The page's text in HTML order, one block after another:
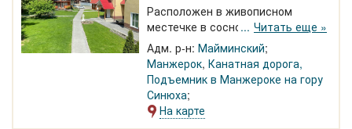
Расположен в живописном
местечке в сосновом бору на
берегу Катуни рядом с
Манжерокским порогом. Номера
от "стандарта" до класса "люкс".
Ресторан на 40 мест. Открытый
бассейн, оздоровительные
процедуры. Велопрокат.
Читать еще »
Адм. р-н: Майминский
Манжерок, Канатная дорога,
Подъемник в Манжероке на гору
Синюха
На карте